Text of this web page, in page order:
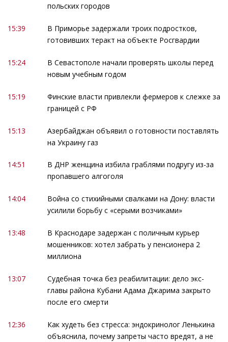
польских городов
15:39
В Приморье задержали троих подростков,
готовивших теракт на объекте Росгвардии
15:24
В Севастополе начали проверять школы перед
новым учебным годом
15:19
Финские власти привлекли фермеров к слежке за
границей с РФ
15:13
Азербайджан объявил о готовности поставлять
на Украину газ
14:51
В ДНР женщина избила граблями подругу из-за
пропавшего алгоголя
14:04
Война со стихийными свалками на Дону: власти
усилили борьбу с «серыми возчиками»
13:48
В Краснодаре задержан с поличным курьер
мошенников: хотел забрать у пенсионера 2
миллиона
13:07
Судебная точка без реабилитации: дело экс-
главы района Кубани Адама Джарима закрыто
после его смерти
12:36
Как худеть без стресса: эндокринолог Ленькина
объяснила, почему запреты часто вредят, а не